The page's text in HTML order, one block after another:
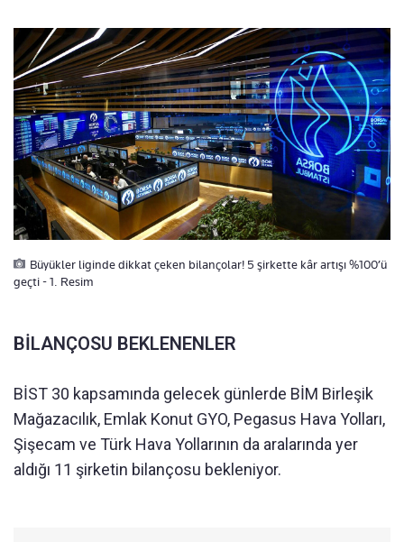
Büyükler liginde dikkat çeken bilançolar! 5 şirkette kâr artışı %100’ü
geçti - 1. Resim
BİLANÇOSU BEKLENENLER
BİST 30 kapsamında gelecek günlerde BİM Birleşik
Mağazacılık, Emlak Konut GYO, Pegasus Hava Yolları,
Şişecam ve Türk Hava Yollarının da aralarında yer
aldığı 11 şirketin bilançosu bekleniyor.